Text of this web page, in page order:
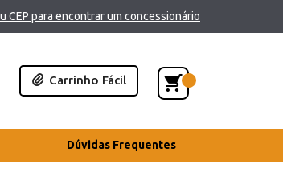
CEP para encontrar um concessionário
Carrinho Fácil
Dúvidas Frequentes